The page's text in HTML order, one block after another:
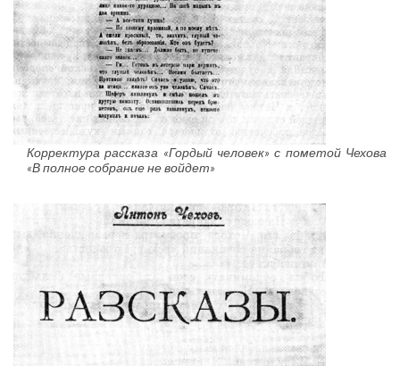
Корректура рассказа «Гордый человек» с пометой Чехова
«В полное собрание не войдет»